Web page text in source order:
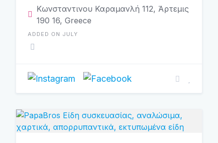
Κωνσταντινου Καραμανλή 112, Άρτεμις
190 16, Greece
ADDED ON JULY